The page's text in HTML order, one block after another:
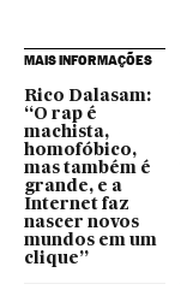
MAIS INFORMAÇÕES
Rico Dalasam:
“O rap é
machista,
homofóbico,
mas também é
grande, e a
Internet faz
nascer novos
mundos em um
clique”